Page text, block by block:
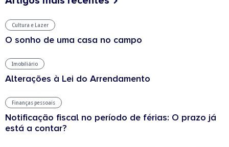
Cultura e Lazer
O sonho de uma casa no campo
Imobiliário
Alterações à Lei do Arrendamento
Finanças pessoais
Notificação fiscal no período de férias: O prazo já
está a contar?